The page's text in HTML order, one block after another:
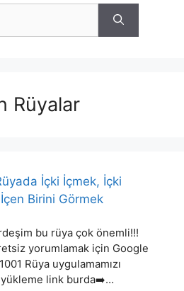
Rüyalar
İçki İçmek, İçki
Birini Görmek
bu rüya çok önemli!!!
yorumlamak için Google
Rüya uygulamamızı
yükleme link burda➡️…